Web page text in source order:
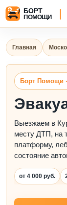
Главная
Борт Помощи
Выезжаем в
месту ДТП, на
платформу,
состояние
от 4 000 руб.